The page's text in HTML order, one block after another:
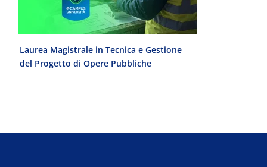
Laurea Magistrale in Tecnica e Gestione
del Progetto di Opere Pubbliche